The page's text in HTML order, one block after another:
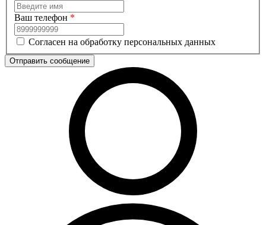
Ваш телефон *
Согласен на обработку персональных данных